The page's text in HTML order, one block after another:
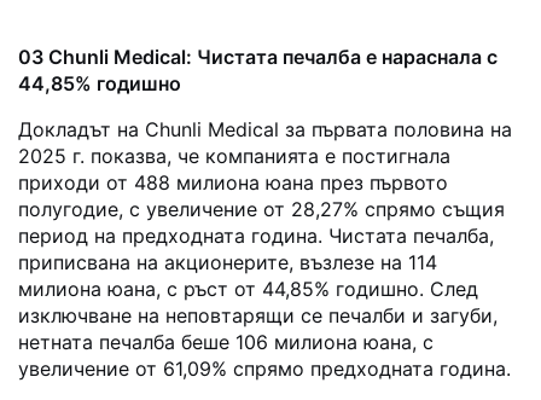
03 Chunli Medical: Чистата печалба е нараснала с
44,85% годишно
Докладът на Chunli Medical за първата половина на
2025 г. показва, че компанията е постигнала
приходи от 488 милиона юана през първото
полугодие, с увеличение от 28,27% спрямо същия
период на предходната година. Чистата печалба,
приписвана на акционерите, възлезе на 114
милиона юана, с ръст от 44,85% годишно. След
изключване на неповтарящи се печалби и загуби,
нетната печалба беше 106 милиона юана, с
увеличение от 61,09% спрямо предходната година.